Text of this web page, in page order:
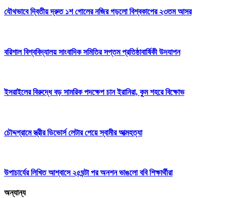
যৌথভাবে দ্বিতীয় দ্রুত ১শ গোলের নজির গড়লো বিশ্বকাপের ২৩তম আসর
বরিশাল বিশ্ববিদ্যালয় সাংবাদিক সমিতির সপ্তম প্রতিষ্ঠাবার্ষিকী উদযাপন
ইসরাইলের বিরুদ্ধে বড় সামরিক পদক্ষেপ চান ইরানিরা, কুম শহরে বিক্ষোভ
চৌদ্দগ্রামে স্ত্রীর ডিভোর্স লেটার পেয়ে স্বামীর আত্মহত্যা
উপাচার্যের লিখিত আশ্বাসে ২৫ঘন্টা পর অনশন ভাঙলো ববি শিক্ষার্থীরা
অন্যান্য